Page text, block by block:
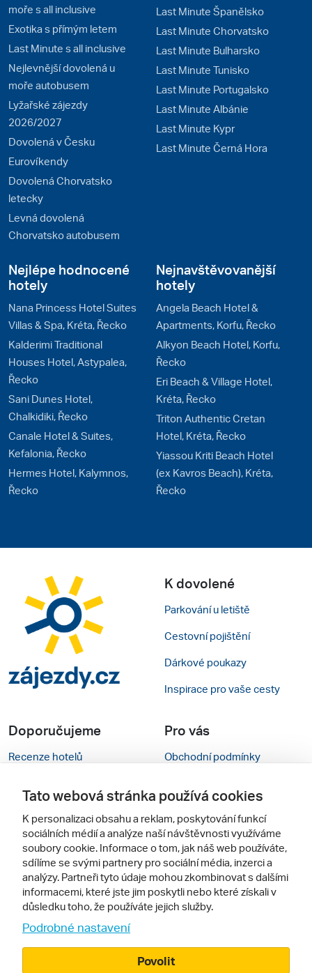
moře s all inclusive
Exotika s přímým letem
Last Minute s all inclusive
Nejlevnější dovolená u
moře autobusem
Lyžařské zájezdy
2026/2027
Dovolená v Česku
Eurovíkendy
Dovolená Chorvatsko
letecky
Levná dovolená
Chorvatsko autobusem
Last Minute Španělsko
Last Minute Chorvatsko
Last Minute Bulharsko
Last Minute Tunisko
Last Minute Portugalsko
Last Minute Albánie
Last Minute Kypr
Last Minute Černá Hora
Nejlépe hodnocené
hotely
Nana Princess Hotel Suites
Villas & Spa, Kréta, Řecko
Kalderimi Traditional
Houses Hotel, Astypalea,
Řecko
Sani Dunes Hotel,
Chalkidiki, Řecko
Canale Hotel & Suites,
Kefalonia, Řecko
Hermes Hotel, Kalymnos,
Řecko
Nejnavštěvovanější
hotely
Angela Beach Hotel &
Apartments, Korfu, Řecko
Alkyon Beach Hotel, Korfu,
Řecko
Eri Beach & Village Hotel,
Kréta, Řecko
Triton Authentic Cretan
Hotel, Kréta, Řecko
Yiassou Kriti Beach Hotel
(ex Kavros Beach), Kréta,
Řecko
K dovolené
Parkování u letiště
Cestovní pojištění
Dárkové poukazy
Inspirace pro vaše cesty
Doporučujeme
Recenze hotelů
Zájazdy.sk
Pro vás
Obchodní podmínky
Mobilní verze webu
Sledujte nás
Tato webová stránka používá cookies
K personalizaci obsahu a reklam, poskytování funkcí
sociálních médií a analýze naší návštěvnosti využíváme
soubory cookie. Informace o tom, jak náš web používáte,
sdílíme se svými partnery pro sociální média, inzerci a
analýzy. Partneři tyto údaje mohou zkombinovat s dalšími
informacemi, které jste jim poskytli nebo které získali v
důsledku toho, že používáte jejich služby.
Podrobné nastavení
Povolit